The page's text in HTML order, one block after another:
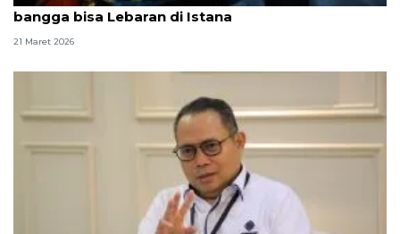
bangga bisa Lebaran di Istana
21 Maret 2026